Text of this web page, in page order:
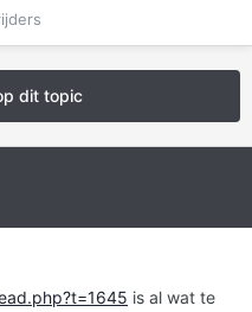
dit topic
is al wat te